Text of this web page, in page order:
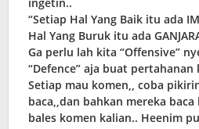
ingetin..
“Setiap Hal Yang Baik itu ada
Hal Yang Buruk itu ada
Ga perlu lah kita “Offensive”
“Defence” aja buat
Setiap mau komen,, coba
baca,,dan bahkan mereka
bales komen kalian.. Heenim